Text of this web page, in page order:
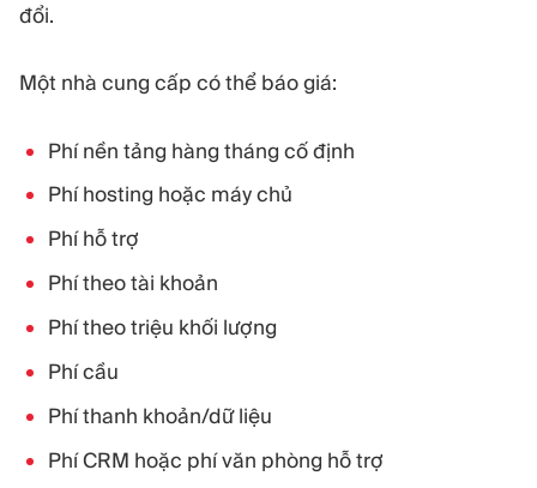
đổi.
Một nhà cung cấp có thể báo giá:
Phí nền tảng hàng tháng cố định
Phí hosting hoặc máy chủ
Phí hỗ trợ
Phí theo tài khoản
Phí theo triệu khối lượng
Phí cầu
Phí thanh khoản/dữ liệu
Phí CRM hoặc phí văn phòng hỗ trợ